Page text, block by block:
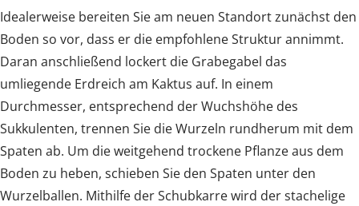
Idealerweise bereiten Sie am neuen Standort zunächst den
Boden so vor, dass er die empfohlene Struktur annimmt.
Daran anschließend lockert die Grabegabel das
umliegende Erdreich am Kaktus auf. In einem
Durchmesser, entsprechend der Wuchshöhe des
Sukkulenten, trennen Sie die Wurzeln rundherum mit dem
Spaten ab. Um die weitgehend trockene Pflanze aus dem
Boden zu heben, schieben Sie den Spaten unter den
Wurzelballen. Mithilfe der Schubkarre wird der stachelige